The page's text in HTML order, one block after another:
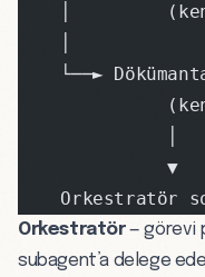
│
└──►
              ▼
Orkestratör
Orkestratör— görevi
subagent’a delege